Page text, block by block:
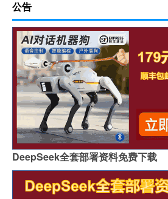
公告
DeepSeek全套部署资料免费下载